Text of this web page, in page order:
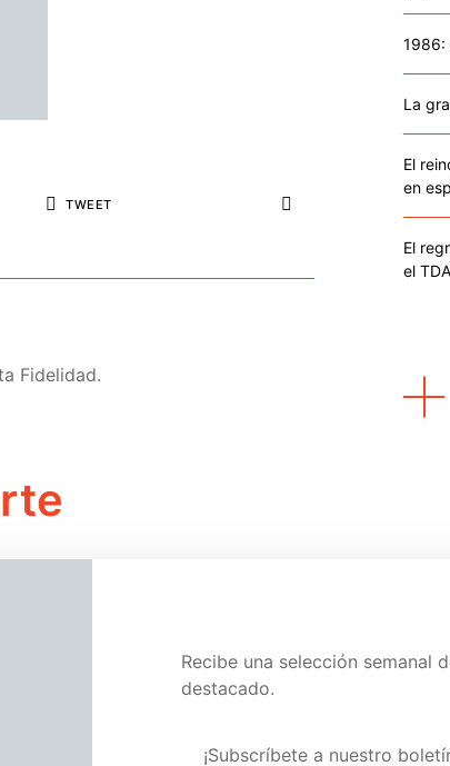
TWEET
Fidelidad.
Roblox
1986:
La
El
en
El
el
3
4
Visita nuestra página de
Recibe una selección semanal
destacado.
¡Subscríbete a nuestro